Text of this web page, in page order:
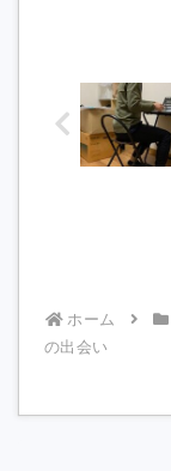
ホーム
の出会い